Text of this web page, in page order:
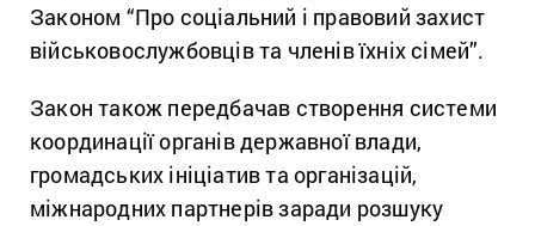
Законом “Про соціальний і правовий захист
військовослужбовців та членів їхніх сімей”.
Закон також передбачав створення системи
координації органів державної влади,
громадських ініціатив та організацій,
міжнародних партнерів заради розшуку